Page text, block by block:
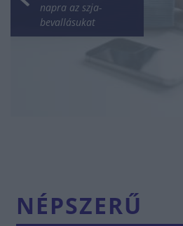
napra az szja-
bevallásukat
NÉPSZERŰ